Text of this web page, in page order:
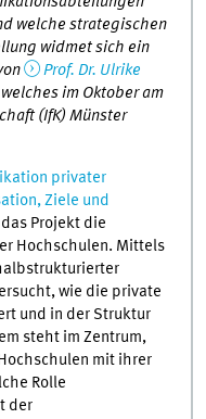
welche strategischen
widmet sich ein
Prof. Dr. Ulrike
im Oktober am
(IfK) Münster
privater
Ziele und
Projekt die
Hochschulen. Mittels
wie die private
und in der Struktur
steht im Zentrum,
mit ihrer
Rolle
der